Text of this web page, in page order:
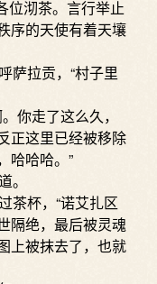
位沏茶。言行举止
序的天使有着天壤
萨拉贡，“村子里
你走了这么久，
正这里已经被移除
哈哈哈。”
茶杯，“诺艾扎区
隔绝，最后被灵魂
上被抹去了，也就